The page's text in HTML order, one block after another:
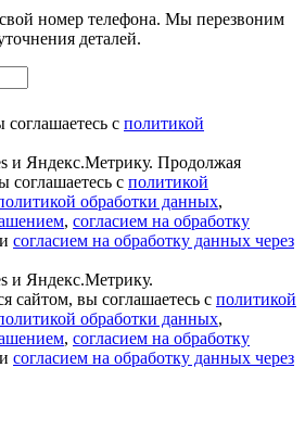
номер телефона. Мы перезвоним
деталей.
соглашаетесь с политикой
и Яндекс.Метрику. Продолжая
соглашаетесь с политикой
обработки данных,
, согласием на обработку
и согласием на обработку данных через
и Яндекс.Метрику.
сайтом, вы соглашаетесь с политикой
обработки данных,
, согласием на обработку
и согласием на обработку данных через